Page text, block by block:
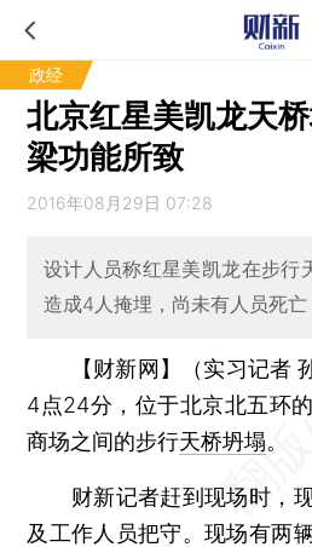
政经
北京红星美凯龙天
梁功能所致
2016年08月29日 07:28
设计人员称红星美凯龙在步行
造成4人掩埋，尚未有人员死亡
【财新网】（实习记者
4点24分，位于北京北五环
商场之间的步行天桥坍塌。
财新记者赶到现场时，现
及工作人员把守。现场有两